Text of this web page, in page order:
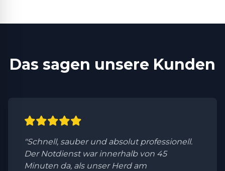
Das sagen unsere Kunden
"Schnell, sauber und absolut professionell.
Der Notdienst war innerhalb von 45
Minuten da, als unser Herd am